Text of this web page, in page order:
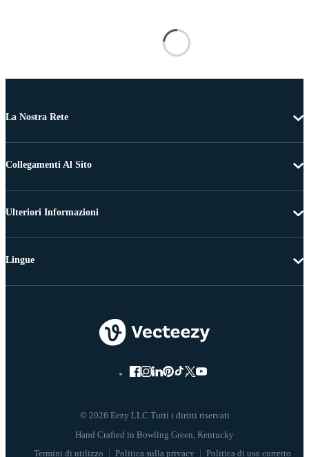
La Nostra Rete
Collegamenti Al Sito
Ulteriori Informazioni
© 2026 Eezy LLC Tutti i diritti riservati
Termini di utilizzo Politica sulla privacy Politica di uso corretto
Lingue